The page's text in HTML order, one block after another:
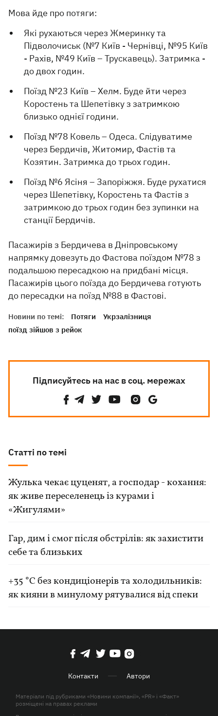
Мова йде про потяги:
Які рухаються через Жмеринку та
Підволочиськ (№7 Київ - Чернівці, №95 Київ
- Рахів, №49 Київ – Трускавець). Затримка -
до двох годин.
Поїзд №23 Київ – Хелм. Буде йти через
Коростень та Шепетівку з затримкою
близько однієї години.
Поїзд №78 Ковель – Одеса. Слідуватиме
через Бердичів, Житомир, Фастів та
Козятин. Затримка до трьох годин.
Поїзд №6 Ясіня – Запоріжжя. Буде рухатися
через Шепетівку, Коростень та Фастів з
затримкою до трьох годин без зупинки на
станції Бердичів.
Пасажирів з Бердичева в Дніпровському
напрямку довезуть до Фастова поїздом №78 з
подальшою пересадкою на придбані місця.
Пасажирів цього поїзда до Бердичева готують
до пересадки на поїзд №88 в Фастові.
Новини по темі: Потяги
Укрзалізниця
поїзд зійшов з рейок
Підписуйтесь на нас в соц. мережах
Статті по темі
Жулька чекає цуценят, а господар - кохання:
як живе переселенець із курами і
«Жигулями»
Гар, дим і смог після обстрілів: як захистити
себе та близьких
+35 °C без кондиціонерів та холодильників:
як кияни в минулому рятувалися від спеки
Контакти Автори
Матеріали під рубриками «Новини компанії», «PR» і «Факт»
розміщені на правах реклами